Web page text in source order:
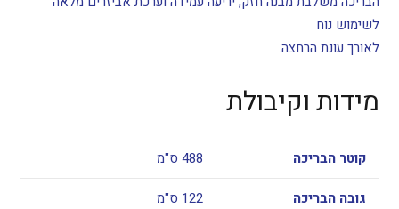
לשימוש נוח
לאורך עונת הרחצה.
מידות וקיבולת
קוטר הבריכה 488 ס"מ
גובה הבריכה 122 ס"מ